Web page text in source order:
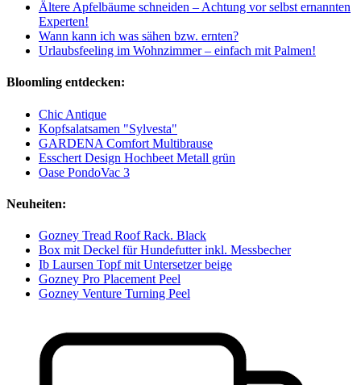
Ältere Apfelbäume schneiden – Achtung vor selbst ernannten
Experten!
Wann kann ich was sähen bzw. ernten?
Urlaubsfeeling im Wohnzimmer – einfach mit Palmen!
Bloomling entdecken:
Chic Antique
Kopfsalatsamen "Sylvesta"
GARDENA Comfort Multibrause
Esschert Design Hochbeet Metall grün
Oase PondoVac 3
Neuheiten:
Gozney Tread Roof Rack. Black
Box mit Deckel für Hundefutter inkl. Messbecher
Ib Laursen Topf mit Untersetzer beige
Gozney Pro Placement Peel
Gozney Venture Turning Peel